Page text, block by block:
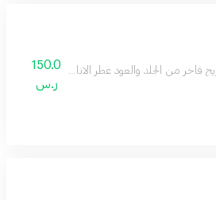
فاخر من الجلد والعود عطر الاناقه والفخامه
150.0
ر.س